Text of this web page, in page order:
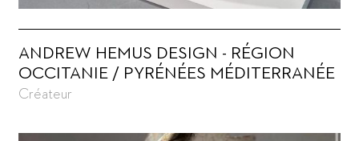
ANDREW HEMUS DESIGN - RÉGION
OCCITANIE / PYRÉNÉES MÉDITERRANÉE
Créateur